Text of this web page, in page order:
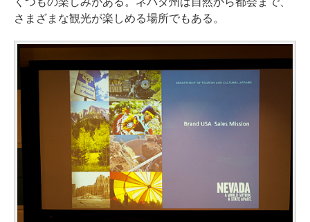
さまざまな観光が楽しめる場所でもある。